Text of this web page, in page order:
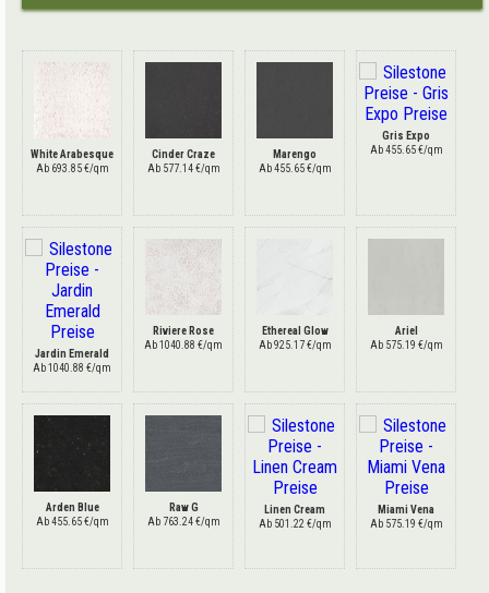
White Arabesque
Ab 693.85 €/qm
Cinder Craze
Ab 577.14 €/qm
Marengo
Ab 455.65 €/qm
Gris Expo
Ab 455.65 €/qm
Jardin Emerald
Ab 1040.88 €/qm
Riviere Rose
Ab 1040.88 €/qm
Ethereal Glow
Ab 925.17 €/qm
Ariel
Ab 575.19 €/qm
Arden Blue
Ab 455.65 €/qm
Raw G
Ab 763.24 €/qm
Linen Cream
Ab 501.22 €/qm
Miami Vena
Ab 575.19 €/qm